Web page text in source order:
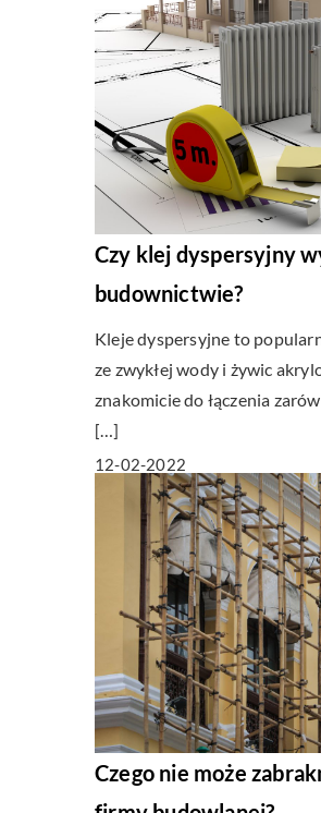
Czy klej dyspersyjny
budownictwie?
Kleje dyspersyjne to
ze zwykłej wody i żywic
znakomicie do łączenia
[…]
12-02-2022
Czego nie może